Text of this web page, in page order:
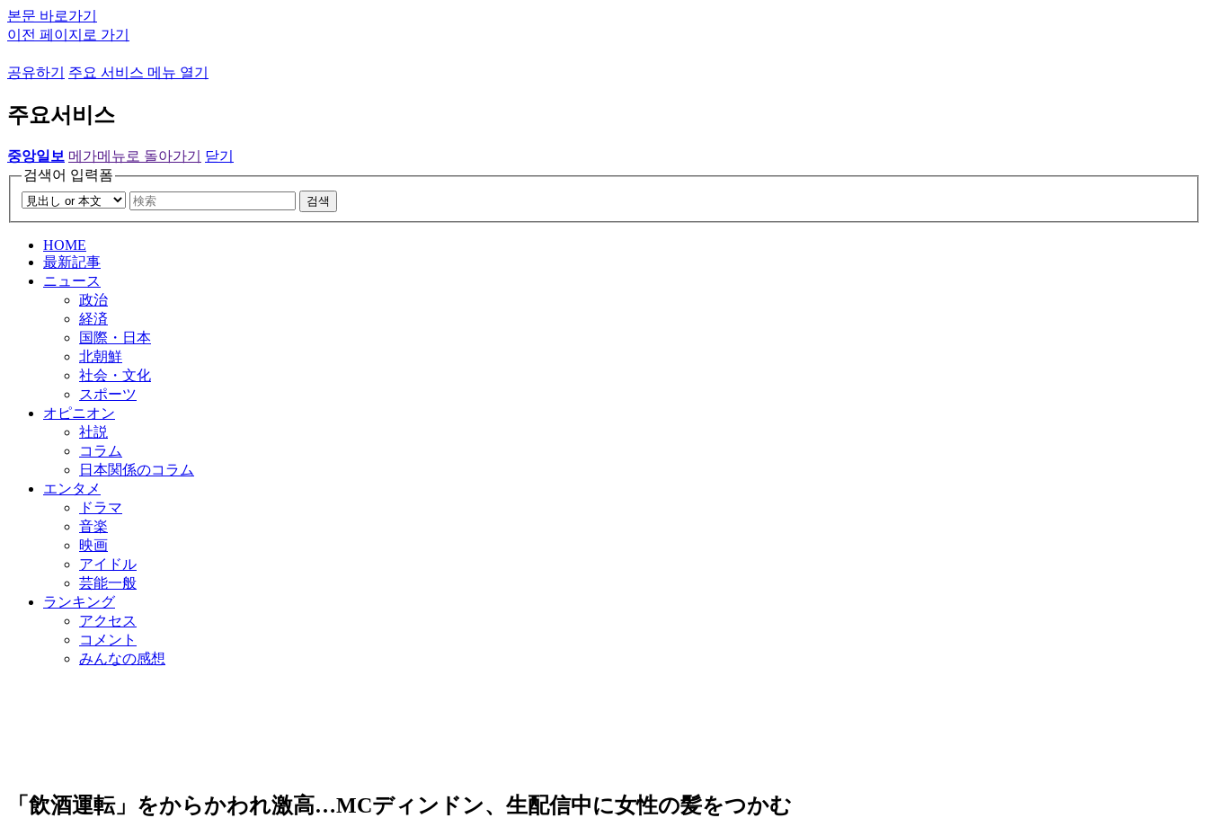
본문 바로가기
이전 페이지로 가기
공유하기 주요 서비스 메뉴 열기
주요서비스
중앙일보 메가메뉴로 돌아가기
닫기
검색어 입력폼
검색
HOME
最新記事
ニュース
政治
経済
国際・日本
北朝鮮
社会・文化
スポーツ
オピニオン
社説
コラム
日本関係のコラム
エンタメ
ドラマ
音楽
映画
アイドル
芸能一般
ランキング
アクセス
コメント
みんなの感想
「飲酒運転」をからかわれ激高…MCディンドン、生配信中に女性の髪をつかむ